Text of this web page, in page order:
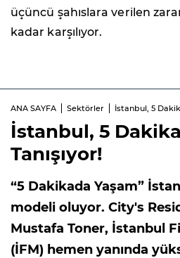
üçüncü şahıslara verilen
kadar karşılıyor.
ANA SAYFA Sektörler İstanbul, 5
İstanbul, 5
Tanışıyor!
“5 Dakikada Yaşam”
modeli oluyor. City's
Mustafa Toner, İstanbul
(İFM) hemen yanında